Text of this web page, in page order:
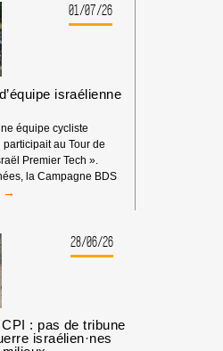
MATÉRIEL
SYNDICAL
01/07/26
israélienne
équipe cycliste
participait au Tour de
Premier Tech ».
la Campagne BDS
28/06/26
: pas de tribune
israélien·nes